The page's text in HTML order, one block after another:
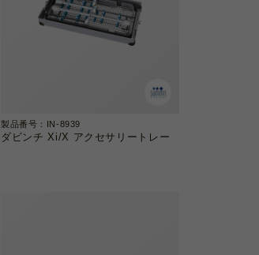
製品番号：IN-8939
ダビンチ Xi/X アクセサリートレー